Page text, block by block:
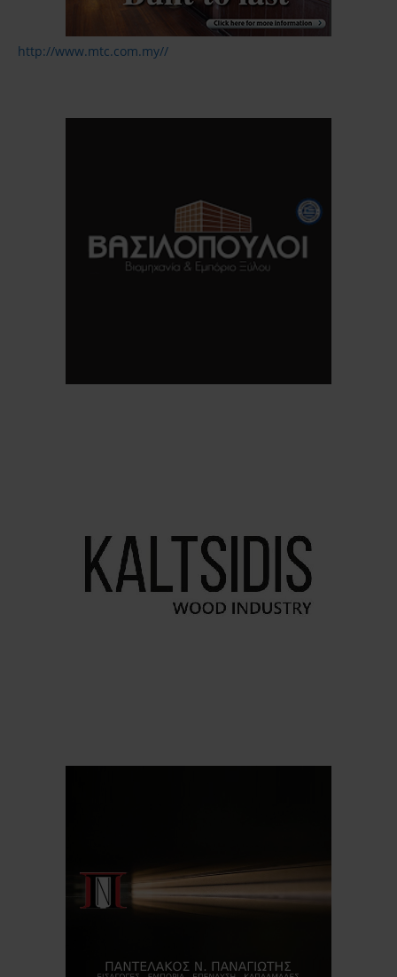
http://www.mtc.com.my//